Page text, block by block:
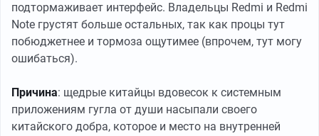
подтормаживает интерфейс. Владельцы Redmi и Redmi
Note грустят больше остальных, так как процы тут
побюджетнее и тормоза ощутимее (впрочем, тут могу
ошибаться).
Причина: щедрые китайцы вдовесок к системным
приложениям гугла от души насыпали своего
китайского добра, которое и место на внутренней